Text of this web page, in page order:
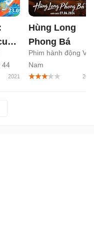
44
Hùng Long
Phong Bá
Phim hành động Việt
Nam